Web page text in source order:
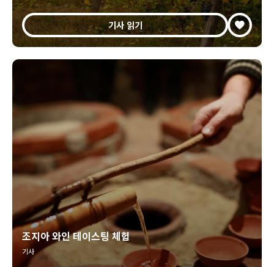
기사 읽기
조지아 와인 테이스팅 체험
기사